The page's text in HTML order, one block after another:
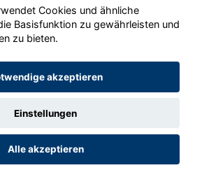
GmbH 2020 - 2026
Cookies und ähnliche
Basisfunktion zu gewährleisten und
zu bieten.
akzeptieren
Einstellungen
Alle akzeptieren